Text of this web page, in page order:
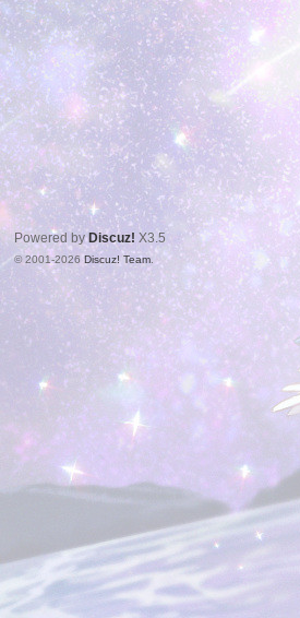
Powered by Discuz! X3.5
© 2001-2026Discuz! Team